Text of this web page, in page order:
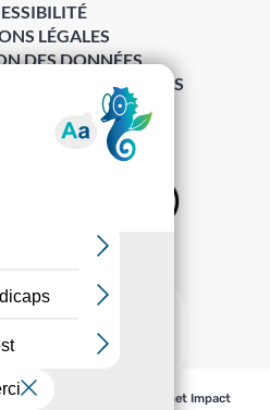
la Gazette ›
LÉGALES
DES DONNÉES
DES COOKIES
réservés – Conception Cabinet Impact